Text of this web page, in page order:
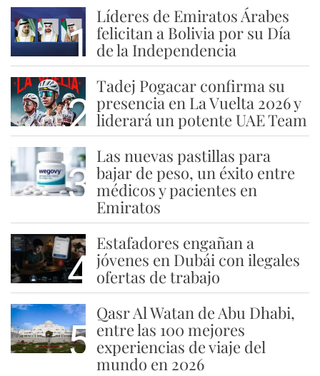
1
Líderes de Emiratos Árabes
felicitan a Bolivia por su Día
de la Independencia
2
Tadej Pogacar confirma su
presencia en La Vuelta 2026 y
liderará un potente UAE Team
3
Las nuevas pastillas para
bajar de peso, un éxito entre
médicos y pacientes en
Emiratos
4
Estafadores engañan a
jóvenes en Dubái con ilegales
ofertas de trabajo
5
Qasr Al Watan de Abu Dhabi,
entre las 100 mejores
experiencias de viaje del
mundo en 2026